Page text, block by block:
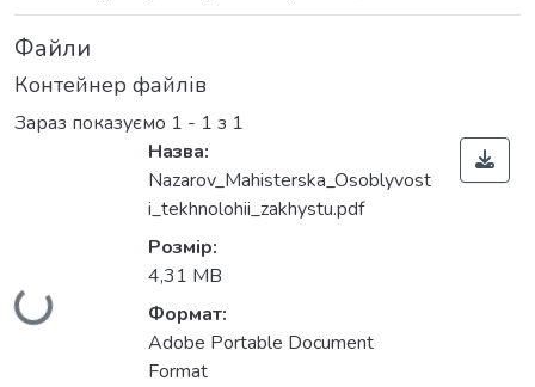
Файли
Контейнер файлів
Зараз показуємо 1 - 1 з 1
Вантажиться...
Назва:
Nazarov_Mahisterska_Osoblyvost
i_tekhnolohii_zakhystu.pdf
Розмір:
4,31 MB
Формат:
Adobe Portable Document
Format